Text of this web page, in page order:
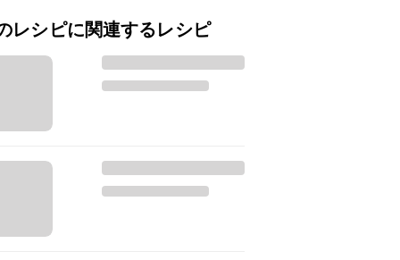
レシピに関連するレシピ